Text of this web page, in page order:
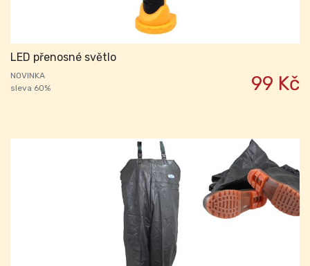
LED přenosné světlo
NOVINKA
sleva 60%
99 Kč